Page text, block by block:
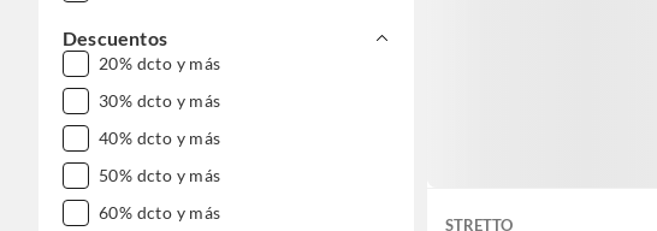
Descuentos
20% dcto y más
30% dcto y más
40% dcto y más
50% dcto y más
60% dcto y más
STRETTO